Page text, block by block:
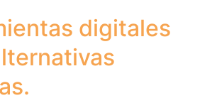
digitales